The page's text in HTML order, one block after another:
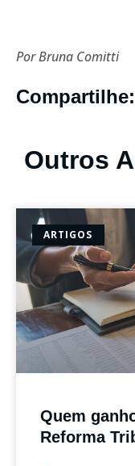
Por Bruna Comitti
Compartilhe:
Outros
ARTIGOS
Quem
Reforma